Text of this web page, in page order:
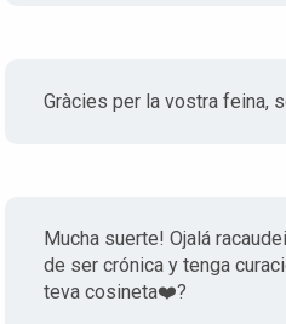
Gràcies per la vostra feina,
Mucha suerte! Ojalá
de ser crónica y tenga
teva cosineta❤️?